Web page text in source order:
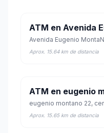
ATM en Avenida
Aprox. 15.64 km de distancia
ATM en eugenio
eugenio montano 22,
Aprox. 15.65 km de distancia